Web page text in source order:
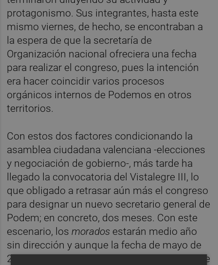
protagonismo. Sus integrantes, hasta este
mismo viernes, de hecho, se encontraban a
la espera de que la secretaría de
Organización nacional ofreciera una fecha
para realizar el congreso, pues la intención
era hacer coincidir varios procesos
orgánicos internos de Podemos en otros
territorios.
Con estos dos factores condicionando la
asamblea ciudadana valenciana -elecciones
y negociación de gobierno-, más tarde ha
llegado la convocatoria del Vistalegre III, lo
que obligado a retrasar aún más el congreso
para designar un nuevo secretario general de
Podem; en concreto, dos meses. Con este
escenario, losmorados estarán medio año
sin dirección y aunque la fecha de mayo de
2020 se antoja lejana, distintos miembros de